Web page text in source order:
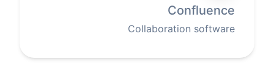
Confluence
Collaboration software